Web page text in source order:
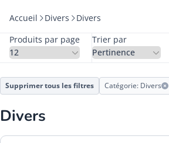
Accueil Divers
Divers
Produits par page
Trier par
Supprimer tous les filtres Catégorie: Divers
Divers